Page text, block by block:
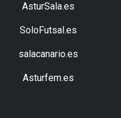
AsturSala.es
SoloFutsal.es
salacanario.es
Asturfem.es